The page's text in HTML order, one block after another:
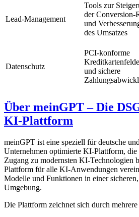
Lead-Management
Tools zur
der Conversion-
und
des Umsatzes
Datenschutz
PCI-konforme
und sichere
Über meinGPT – Die
KI-Plattform
meinGPT ist eine speziell für deutsche
Unternehmen optimierte KI-Plattform,
Zugang zu modernsten KI-Technologien
Plattform für alle KI-Anwendungen
Modelle und Funktionen in einer
Umgebung.
Die Plattform zeichnet sich durch